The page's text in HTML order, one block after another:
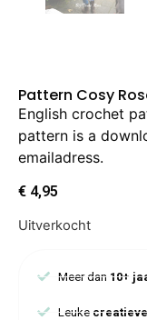
Pattern Cosy
English crochet
pattern is a
emailadress.
€ 4,95
Uitverkocht
Meer dan 10+
Leuke